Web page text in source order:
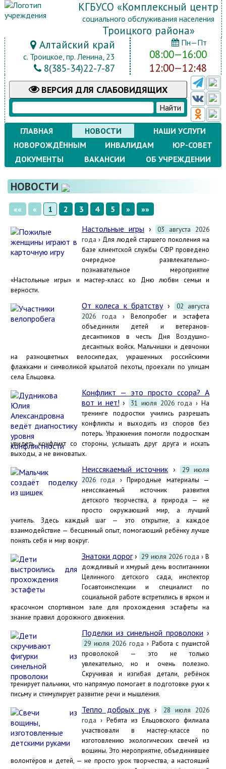
КГБУСО «Комплексный центр
социального обслуживания населения
Троицкого района»
Алтайский край
с. Троицкое, пр. Ленина, 23
8(385-34)22-7-87
Пн—Пт
08:00—16:00
12:00—12:48
ВЕРСИЯ ДЛЯ СЛАБОВИДЯЩИХ
ГЛАВНАЯ НОВОСТИ
НАШИ УСЛУГИ
НОВОРОЖДЁННЫМ
ИНВАЛИДАМ
ЮР-СОВЕТ
ДОКУМЕНТЫ
ВАКАНСИИ ОБ УЧРЕЖДЕНИИ
НОВОСТИ
«« « 1 2 3 4 5 »
»»
Настольные игры › 03 августа 2026
года › Для людей старшего поколения на
базе клиентской службы СФР проведено
очередное развлекательно-
познавательное мероприятие
«Настольные игры» и мастер-класс ко Дню любви семьи и
верности.
От колеса к братству›
02 августа
2026 года › Велопробег и эстафета
объединили детей и ветеранов-
десантников в честь Дня Воздушно-
десантных войск. Мальчишки и девчонки
на разноцветных велосипедах, украшенных российскими
флажками и символикой крылатой пехоты, проехали по улицам
села Ельцовка.
Конфликт — это просто ссора? А
вот и нет! › 31 июля 2026 года › На
тренинге подростки учились разрешать
конфликты и выходить из споров без
потерь. Упражнения помогли подросткам
увидеть конфликт со стороны, услышать друг друга и искать
выходы, а не виноватых.
Неиссякаемый источник ›
29 июля
2026 года › Природные материалы —
неиссякаемый источник развития
детского творчества, а природа — не
просто окружающий мир, а лучший
учитель. Здесь каждый шаг — это открытие, а каждое
взаимодействие — бесценный опыт, помогающий ребёнку лучше
понять себя и мир вокруг.
Знатоки дорог› 29 июля 2026 года › В
дождливый и хмурый день воспитанники
Целинного детского сада, инспектор
Госавтоинспекции и специалист по
социальной работе встретились в ярком и
красочном спортивном зале для прохождения эстафеты на
знание правил дорожного движения.
Поделки из синельной проволоки ›
29 июля 2026 года › Работа с пушистой
проволокой — это не только
увлекательно, но и очень полезно.
Скручивая и изгибая детали, ребёнок
тренирует пальчики, что напрямую помогает в подготовке руки к
письму и стимулирует развитие речи и мышления.
Тепло добрых рук› 28 июля 2026
года › Ребята из Ельцовского филиала
участвовали в мастер-классе по
изготовлению экологических свечей из
вощины. Это мероприятие, объединившее
волонтёров и детей, — не просто урок творчества, а настоящий